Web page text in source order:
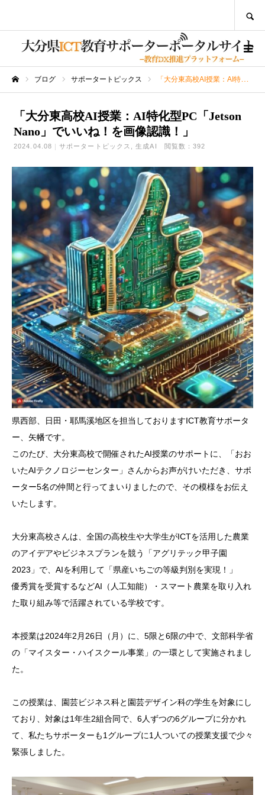
ブログ サポータートピックス 「大分東高校AI授業：AI特化型PC「Jetson Nano」でいいね！を画像認識！」
「大分東高校AI授業：AI特化型PC「Jetson
Nano」でいいね！を画像認識！」
2024.04.08 サポータートピックス 生成AI 閲覧数：392
県西部、日田・耶馬溪地区を担当しておりますICT教育サポータ
ー、矢幡です。
このたび、大分東高校で開催されたAI授業のサポートに、「おお
いたAIテクノロジーセンター」さんからお声がけいただき、サポ
ーター5名の仲間と行ってまいりましたので、その模様をお伝え
いたします。
大分東高校さんは、全国の高校生や大学生がICTを活用した農業
のアイデアやビジネスプランを競う「アグリテック甲子園
2023」で、AIを利用して「県産いちごの等級判別を実現！」
優秀賞を受賞するなどAI（人工知能）・スマート農業を取り入れ
た取り組み等で活躍されている学校です。
本授業は2024年2月26日（月）に、5限と6限の中で、文部科学省
の「マイスター・ハイスクール事業」の一環として実施されまし
た。
この授業は、園芸ビジネス科と園芸デザイン科の学生を対象にし
ており、対象は1年生2組合同で、6人ずつの6グループに分かれ
て、私たちサポーターも1グループに1人ついての授業支援で少々
緊張しました。